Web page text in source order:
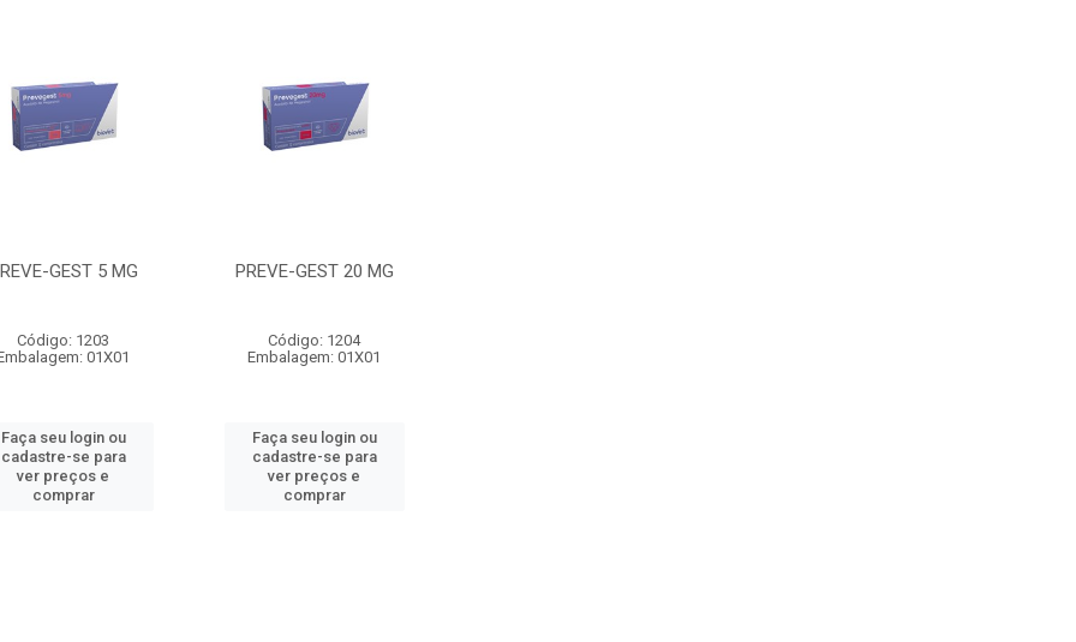
GEST 5 MG
Código: 1203
01X01
Faça seu login ou
cadastre-se para
ver preços e
comprar
PREVE-GEST 20 MG
Código: 1204
Embalagem: 01X01
Faça seu login ou
cadastre-se para
ver preços e
comprar